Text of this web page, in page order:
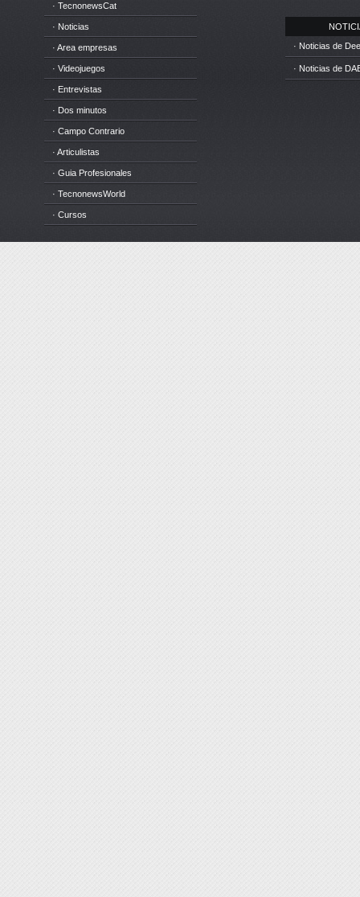
· TecnonewsCat
· Noticias
· Area empresas
· Videojuegos
· Entrevistas
· Dos minutos
· Campo Contrario
· Articulistas
· Guia Profesionales
· TecnonewsWorld
· Cursos
· Noticias de
· Noticias de